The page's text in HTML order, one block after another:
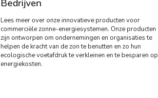
Bedrijven
Lees meer over onze innovatieve producten voor
commerciële zonne-energiesystemen. Onze producten
zijn ontworpen om ondernemingen en organisaties te
helpen de kracht van de zon te benutten en zo hun
ecologische voetafdruk te verkleinen en te besparen op
energiekosten.